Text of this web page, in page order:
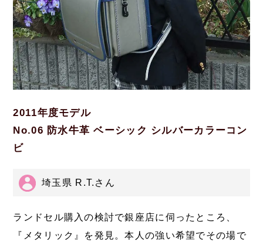
2011年度モデル
No.06 防水牛革 ベーシック シルバーカラーコン
ビ
埼玉県 R.T.さん
ランドセル購入の検討で銀座店に伺ったところ、
『メタリック』を発見。本人の強い希望でその場で